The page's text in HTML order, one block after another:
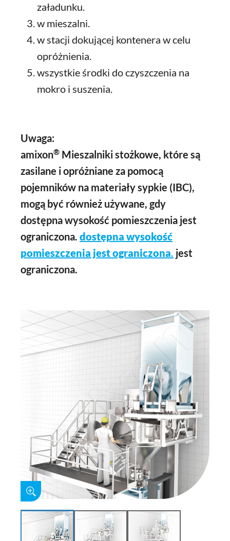
załadunku.
w mieszalni.
w stacji dokującej kontenera w celu
opróżnienia.
wszystkie środki do czyszczenia na
mokro i suszenia.
Uwaga:
amixon® Mieszalniki stożkowe, które są
zasilane i opróżniane za pomocą
pojemników na materiały sypkie (IBC),
mogą być również używane, gdy
dostępna wysokość pomieszczenia jest
ograniczona. dostępna wysokość
pomieszczenia jest ograniczona. jest
ograniczona.